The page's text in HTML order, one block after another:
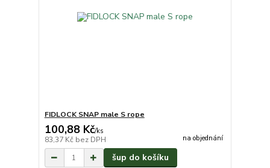
FIDLOCK SNAP male S rope
100,88 Kč/ks
83,37 Kč bez DPH na objednání
šup do košíku